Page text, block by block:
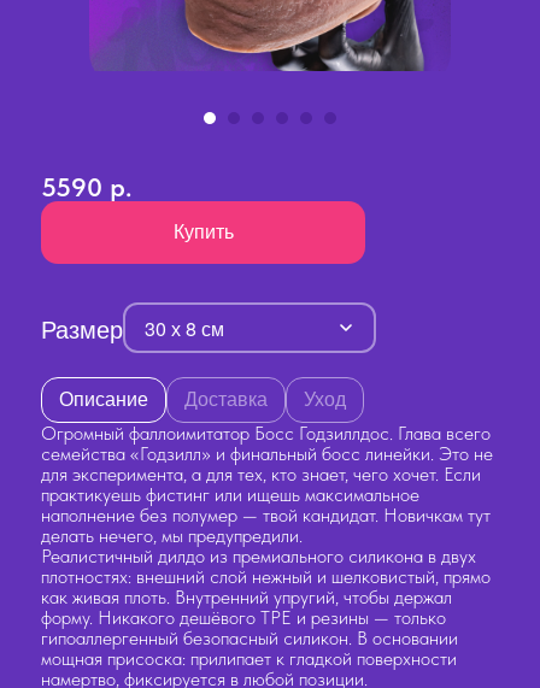
5590 р.
Купить
Описание Доставка Уход
Огромный фаллоимитатор Босс Годзиллдос. Глава всего
семейства «Годзилл» и финальный босс линейки. Это не
для эксперимента, а для тех, кто знает, чего хочет. Если
практикуешь фистинг или ищешь максимальное
наполнение без полумер — твой кандидат. Новичкам тут
делать нечего, мы предупредили.
Реалистичный дилдо из премиального силикона в двух
плотностях: внешний слой нежный и шелковистый, прямо
как живая плоть. Внутренний упругий, чтобы держал
форму. Никакого дешёвого TPE и резины — только
гипоаллергенный безопасный силикон. В основании
мощная присоска: прилипает к гладкой поверхности
намертво, фиксируется в любой позиции.
Размер 30 х 8 см